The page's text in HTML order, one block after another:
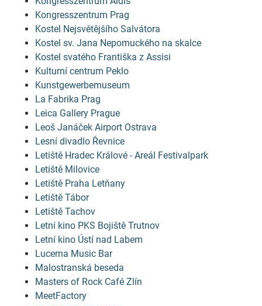
Kongresszentrum Prag
Kostel Nejsvětějšího Salvátora
Kostel sv. Jana Nepomuckého na skalce
Kostel svatého Františka z Assisi
Kulturní centrum Peklo
Kunstgewerbemuseum
La Fabrika Prag
Leica Gallery Prague
Leoš Janáček Airport Ostrava
Lesní divadlo Řevnice
Letiště Hradec Králové - Areál Festivalpark
Letiště Milovice
Letiště Praha Letňany
Letiště Tábor
Letiště Tachov
Letní kino PKS Bojiště Trutnov
Letní kino Ústí nad Labem
Lucerna Music Bar
Malostranská beseda
Masters of Rock Café Zlín
MeetFactory